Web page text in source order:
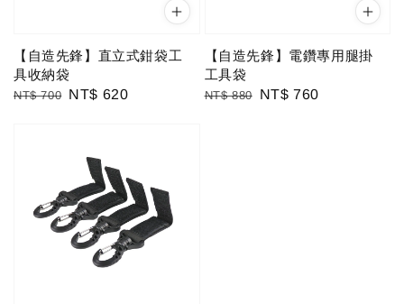
【自造先鋒】直立式鉗袋工
具收納袋
Regular
NT$ 700 Sale
NT$ 620
【自造先鋒】電鑽專用腿掛
工具袋
Regular
NT$ 880
Sale
NT$ 760